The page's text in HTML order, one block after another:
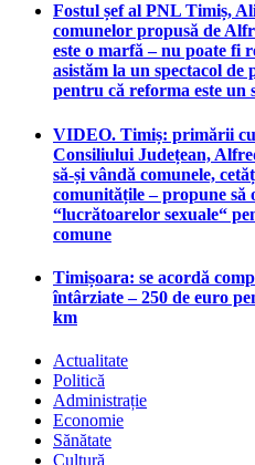
Fostul șef al PNL Timiș,
comunelor propusă de
este o marfă – nu poate fi
asistăm la un spectacol
pentru că reforma este un
VIDEO. Timiș: primării
Consiliului Județean,
să-și vândă comunele,
comunitățile – propune să
“lucrătoarelor sexuale“
comune
Timișoara: se acordă
întârziate – 250 de euro
km
Actualitate
Politică
Administrație
Economie
Sănătate
Cultură